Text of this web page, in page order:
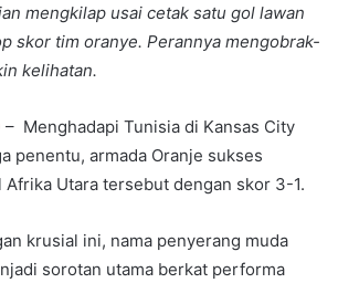
mengkilap usai cetak satu gol lawan
skor tim oranye. Perannya mengobrak-
kelihatan.
– Menghadapi Tunisia di Kansas City
penentu, armada Oranje sukses
Utara tersebut dengan skor 3-1.
krusial ini, nama penyerang muda
sorotan utama berkat performa